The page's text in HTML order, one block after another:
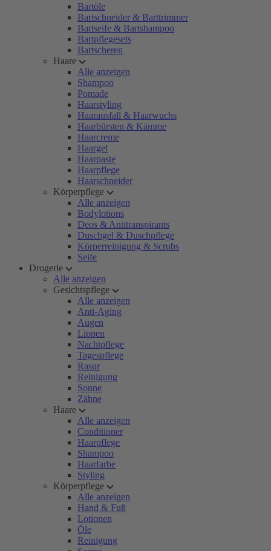
Bartöle
Bartschneider & Barttrimmer
Bartseife & Bartshampoo
Bartpflegesets
Bartscheren
Haare
Alle anzeigen
Shampoo
Pomade
Haarstyling
Haarausfall & Haarwuchs
Haarbürsten & Kämme
Haarcreme
Haargel
Haarpaste
Haarpflege
Haarschneider
Körperpflege
Alle anzeigen
Bodylotions
Deos & Antitranspirants
Duschgel & Duschpflege
Körperreinigung & Scrubs
Seife
Drogerie
Alle anzeigen
Gesichtspflege
Alle anzeigen
Anti-Aging
Augen
Lippen
Nachtpflege
Tagespflege
Rasur
Reinigung
Sonne
Zähne
Haare
Alle anzeigen
Conditioner
Haarpflege
Shampoo
Haarfarbe
Styling
Körperpflege
Alle anzeigen
Hand & Fuß
Lotionen
Öle
Reinigung